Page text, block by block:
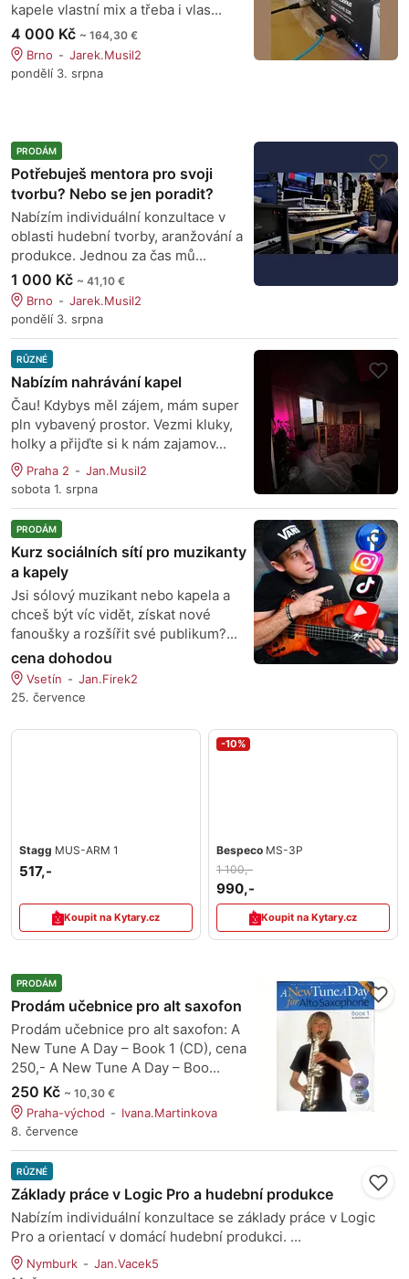
kapele vlastní mix a třeba i vlas...
4 000 Kč ~ 164,30 €
Brno
Jarek.Musil2
pondělí 3. srpna
PRODÁM
Potřebuješ mentora pro svoji
tvorbu? Nebo se jen poradit?
Nabízím individuální konzultace v
oblasti hudební tvorby, aranžování a
produkce. Jednou za čas mů...
1 000 Kč ~ 41,10 €
Brno
Jarek.Musil2
pondělí 3. srpna
RŮZNÉ
Nabízím nahrávání kapel
Čau! Kdybys měl zájem, mám super
pln vybavený prostor. Vezmi kluky,
holky a přijďte si k nám zajamov...
Praha 2
Jan.Musil2
sobota 1. srpna
PRODÁM
Kurz sociálních sítí pro muzikanty
a kapely
Jsi sólový muzikant nebo kapela a
chceš být víc vidět, získat nové
fanoušky a rozšířit své publikum?...
cena dohodou
Vsetín
Jan.Firek2
25. července
Stagg MUS-ARM 1
517,-
Koupit na Kytary.cz
-10%
Bespeco MS-3P
1 100,-
990,-
Koupit na Kytary.cz
PRODÁM
Prodám učebnice pro alt saxofon
Prodám učebnice pro alt saxofon: A
New Tune A Day – Book 1 (CD), cena
250,- A New Tune A Day – Boo...
250 Kč ~ 10,30 €
Praha-východ
Ivana.Martinkova
8. července
RŮZNÉ
Základy práce v Logic Pro a hudební produkce
Nabízím individuální konzultace se základy práce v Logic
Pro a orientací v domácí hudební produkci. ...
Nymburk
Jan.Vacek5